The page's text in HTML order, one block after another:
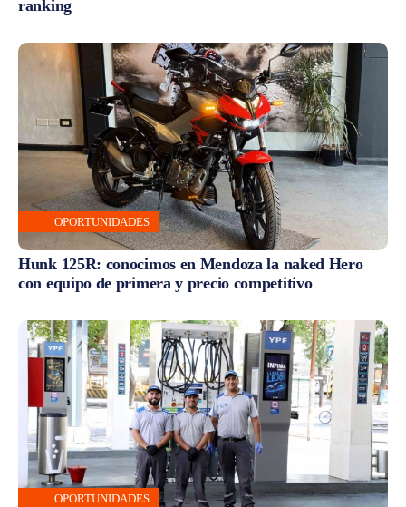
ranking
OPORTUNIDADES
Hunk 125R: conocimos en Mendoza la naked Hero
con equipo de primera y precio competitivo
OPORTUNIDADES